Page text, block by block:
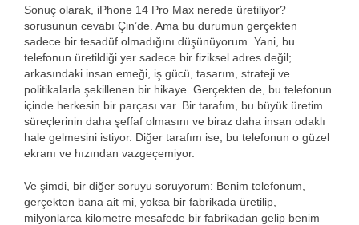
Sonuç olarak, iPhone 14 Pro Max nerede üretiliyor?
sorusunun cevabı Çin’de. Ama bu durumun gerçekten
sadece bir tesadüf olmadığını düşünüyorum. Yani, bu
telefonun üretildiği yer sadece bir fiziksel adres değil;
arkasındaki insan emeği, iş gücü, tasarım, strateji ve
politikalarla şekillenen bir hikaye. Gerçekten de, bu telefonun
içinde herkesin bir parçası var. Bir tarafım, bu büyük üretim
süreçlerinin daha şeffaf olmasını ve biraz daha insan odaklı
hale gelmesini istiyor. Diğer tarafım ise, bu telefonun o güzel
ekranı ve hızından vazgeçemiyor.
Ve şimdi, bir diğer soruyu soruyorum: Benim telefonum,
gerçekten bana ait mi, yoksa bir fabrikada üretilip,
milyonlarca kilometre mesafede bir fabrikadan gelip benim